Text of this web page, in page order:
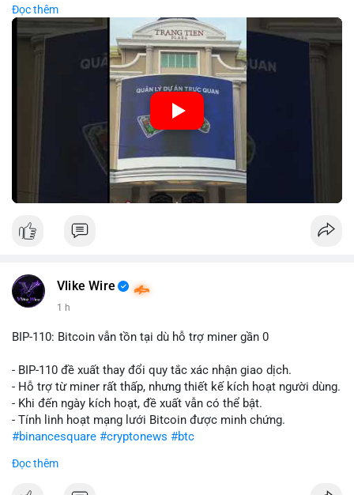
lớn hàng ngày, giúp tăng cường nhận diện thương hiệu
MEEY_CRM. Mô hình này kết hợp công nghệ LED với việc đặt
sản tại điểm giao thông quan trọng.
🎥 Xem video trực tiếp tại:
Đọc thêm
Vlike Wire
1 h
BIP-110: Bitcoin vẫn tồn tại dù hỗ trợ miner gần 0
- BIP-110 đề xuất thay đổi quy tắc xác nhận giao dịch.
- Hỗ trợ từ miner rất thấp, nhưng thiết kế kích hoạt người dùng.
- Khi đến ngày kích hoạt, đề xuất vẫn có thể bật.
- Tính linh hoạt mạng lưới Bitcoin được minh chứng.
#binancesquare #cryptonews #btc
$btc
Đọc thêm